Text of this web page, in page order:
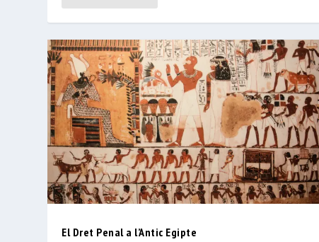
El Dret Penal a l’Antic Egipte